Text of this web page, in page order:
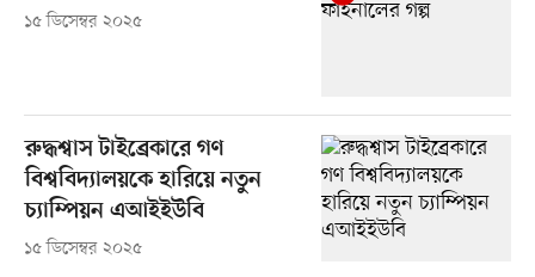
১৫ ডিসেম্বর ২০২৫
রুদ্ধশ্বাস টাইব্রেকারে গণ
বিশ্ববিদ্যালয়কে হারিয়ে নতুন
চ্যাম্পিয়ন এআইইউবি
১৫ ডিসেম্বর ২০২৫